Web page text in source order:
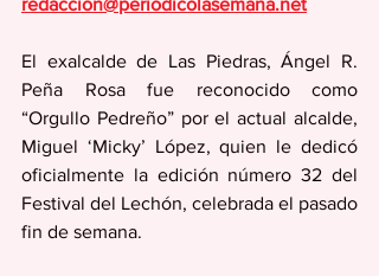
redaccion@periodicolasemana.net
El exalcalde de Las Piedras, Ángel R.
Peña Rosa fue reconocido como
“Orgullo Pedreño” por el actual alcalde,
Miguel ‘Micky’ López, quien le dedicó
oficialmente la edición número 32 del
Festival del Lechón, celebrada el pasado
fin de semana.